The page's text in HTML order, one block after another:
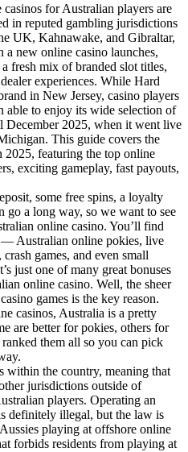
for Australian players are
in reputed gambling jurisdictions
UK, Kahnawake, and Gibraltar,
a new online casino launches,
fresh mix of branded slot titles,
experiences. While Hard
in New Jersey, casino players
able to enjoy its wide selection of
December 2025, when it went live
This guide covers the
2025, featuring the top online
exciting gameplay, fast payouts,
some free spins, a loyalty
go a long way, so we want to see
online casino. You’ll find
— Australian online pokies, live
games, and even small
just one of many great bonuses
online casino. Well, the sheer
games is the key reason.
casinos, Australia is a pretty
are better for pokies, others for
them all so you can pick
within the country, meaning that
jurisdictions outside of
players. Operating an
definitely illegal, but the law is
playing at offshore online
forbids residents from playing at